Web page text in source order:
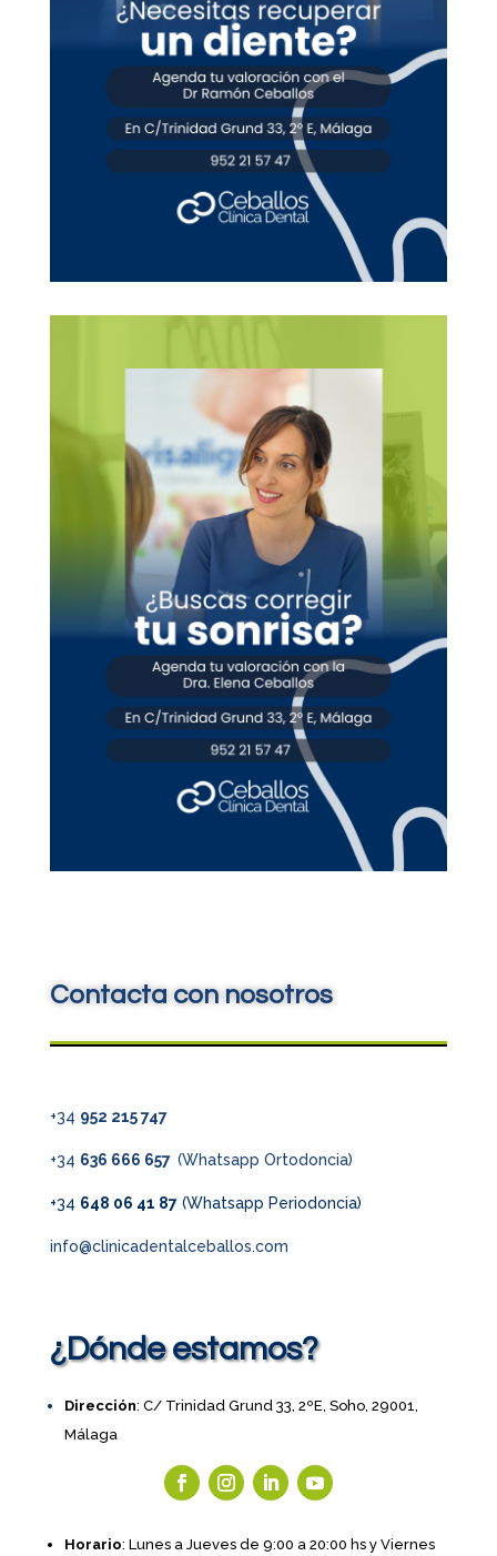
Contacta con nosotros
+34 952 215 747
+34 636 666 657 (Whatsapp Ortodoncia)
+34 648 06 41 87(Whatsapp Periodoncia)
info@clinicadentalceballos.com
¿Dónde estamos?
Dirección: C/ Trinidad Grund 33, 2ºE, Soho, 29001,
Málaga
Horario: Lunes a Jueves de 9:00 a 20:00 hs y Viernes